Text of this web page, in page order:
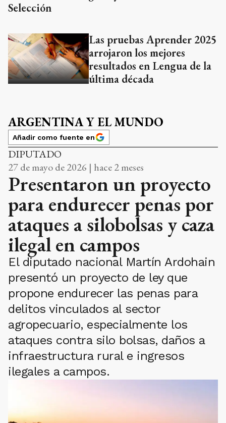
Selección
Las pruebas Aprender 2025
arrojaron los mejores
resultados en Lengua de la
última década
ARGENTINA Y EL MUNDO
Añadir como fuente en
DIPUTADO
27 de mayo de 2026 | hace 2 meses
Presentaron un proyecto
para endurecer penas por
ataques a silobolsas y caza
ilegal en campos
El diputado nacional Martín Ardohain
presentó un proyecto de ley que
propone endurecer las penas para
delitos vinculados al sector
agropecuario, especialmente los
ataques contra silo bolsas, daños a
infraestructura rural e ingresos
ilegales a campos.